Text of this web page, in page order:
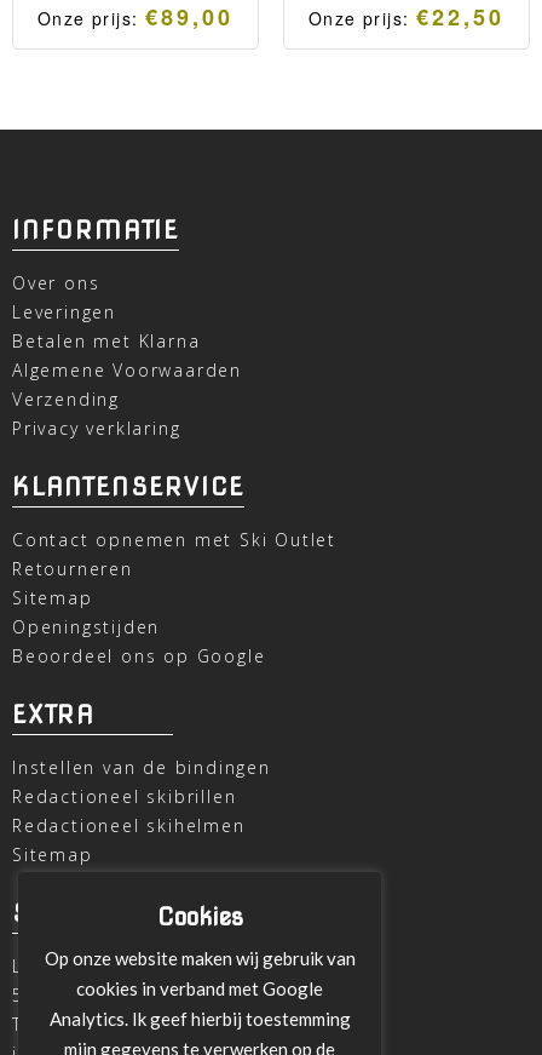
Onze prijs: €89,00 Onze prijs: €22,50
INFORMATIE
Over ons
Leveringen
Betalen met Klarna
Algemene Voorwaarden
Verzending
Privacy verklaring
KLANTENSERVICE
Contact opnemen met Ski Outlet
Retourneren
Sitemap
Openingstijden
Beoordeel ons op Google
EXTRA
Instellen van de bindingen
Redactioneel skibrillen
Redactioneel skihelmen
Sitemap
SKI OUTLET
Laagheidehof 8
5804 XC Venray
T
+31 478 515696
Cookies
Op onze website maken wij gebruik van
cookies in verband met Google
Analytics. Ik geef hierbij toestemming
mijn gegevens te verwerken op de